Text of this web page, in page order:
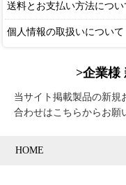
送料とお支払い方法につい
個人情報の取扱いについて
>企業様
当サイト掲載製品の新規
合わせはこちらからお願
HOME